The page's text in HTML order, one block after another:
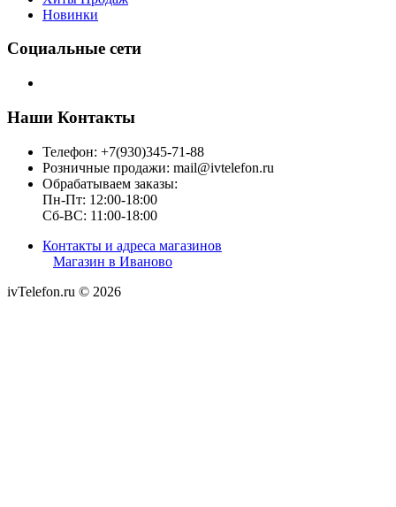
Новинки
Социальные сети
Наши Контакты
Телефон: +7(930)345-71-88
Розничные продажи: mail@ivtelefon.ru
Обрабатываем заказы:
Пн-Пт: 12:00-18:00
Сб-ВС: 11:00-18:00
Контакты и адреса магазинов
Магазин в Иваново
ivTelefon.ru © 2026